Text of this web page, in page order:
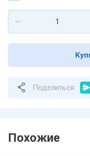
Поделиться:
Похожие